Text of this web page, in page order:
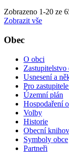
Zobrazeno 1-20 ze
Zobrazit vše
Obec
O obci
Zastupitelstvo
Usnesení a
Pro
Územní plán
Hospodaření
Volby
Historie
Obecní
Symboly obce
Partneři